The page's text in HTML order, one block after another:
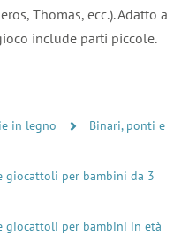
Thomas, ecc.). Adatto a
include parti piccole.
in legno
Binari, ponti e
giocattoli per bambini da 3
giocattoli per bambini in età